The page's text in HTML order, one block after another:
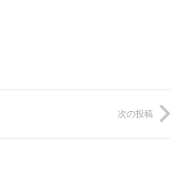
次の投稿